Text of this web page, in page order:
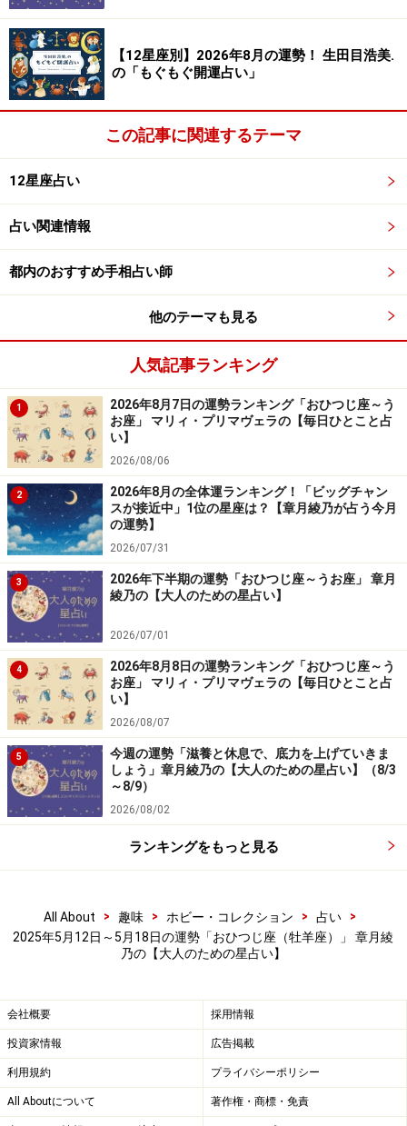
【12星座別】2026年8月の運勢！ 生田目浩美.
の「もぐもぐ開運占い」
この記事に関連するテーマ
12星座占い
占い関連情報
都内のおすすめ手相占い師
他のテーマも見る
人気記事ランキング
1
2026年8月7日の運勢ランキング「おひつじ座～う
お座」 マリィ・プリマヴェラの【毎日ひとこと占
い】
2026/08/06
2
2026年8月の全体運ランキング！「ビッグチャン
スが接近中」1位の星座は？【章月綾乃が占う今月
の運勢】
2026/07/31
3
2026年下半期の運勢「おひつじ座～うお座」 章月
綾乃の【大人のための星占い】
2026/07/01
4
2026年8月8日の運勢ランキング「おひつじ座～う
お座」 マリィ・プリマヴェラの【毎日ひとこと占
い】
2026/08/07
5
今週の運勢「滋養と休息で、底力を上げていきま
しょう」章月綾乃の【大人のための星占い】（8/3
～8/9）
2026/08/02
ランキングをもっと見る
All About > 趣味 > ホビー・コレクション > 占い
>
2025年5月12日～5月18日の運勢「おひつじ座（牡羊座）」 章月綾
乃の【大人のための星占い】
会社概要 採用情報
投資家情報 広告掲載
利用規約 プライバシーポリシー
All Aboutについて 著作権・商標・免責